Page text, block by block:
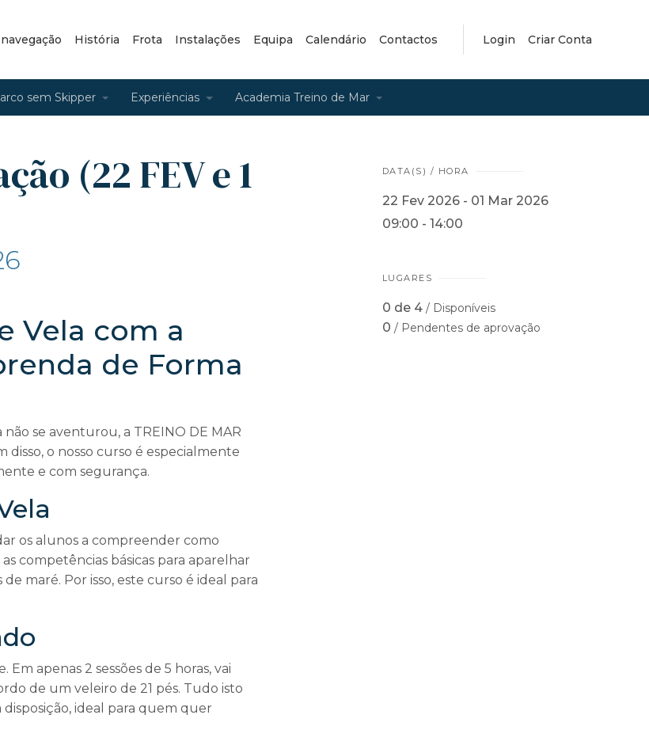
História Frota Instalações Equipa Calendário Contactos Login Criar Conta
sem Skipper Experiências Academia Treino de Mar
(22 FEV e 1
Vela com a
de Forma
se aventurou, a TREINO DE MAR
disso, o nosso curso é especialmente
e com segurança.
os alunos a compreender como
competências básicas para aparelhar
maré. Por isso, este curso é ideal para
apenas 2 sessões de 5 horas, vai
de um veleiro de 21 pés. Tudo isto
ideal para quem quer
DATA(S) / HORA
22 Fev 2026 - 01 Mar 2026
09:00 - 14:00
LUGARES
0 de 4 / Disponíveis
0 / Pendentes de aprovação